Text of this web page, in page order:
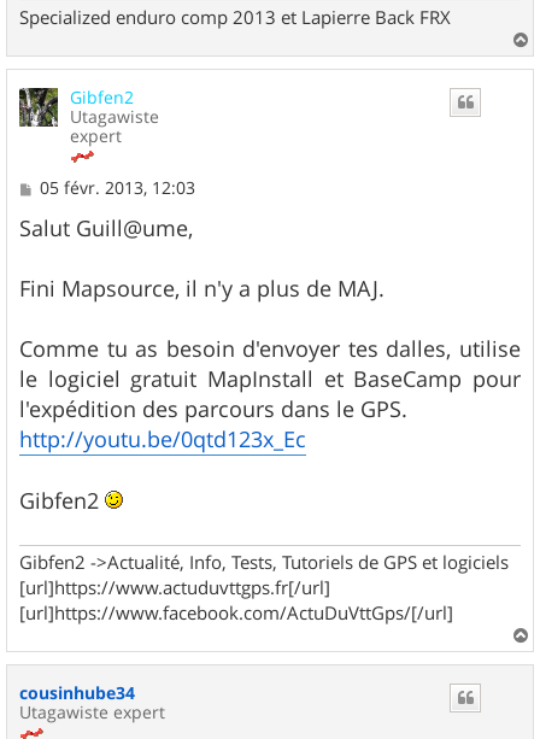
Specialized enduro comp 2013 et Lapierre Back FRX
a
u
Gibfen2
Utagawiste
expert
M
s
s
g
e
05 févr. 2013, 12:03
Salut Guill@ume,
Fini Mapsource, il n'y a plus de MAJ.
Comme tu as besoin d'envoyer tes dalles, utilise
le logiciel gratuit MapInstall et BaseCamp pour
l'expédition des parcours dans le GPS.
http://youtu.be/0qtd123x_Ec
Gibfen2
Gibfen2 ->Actualité, Info, Tests, Tutoriels de GPS et logiciels
[url]https://www.actuduvttgps.fr[/url]
[url]https://www.facebook.com/ActuDuVttGps/[/url]
a
cousinhube34
Utagawiste expert